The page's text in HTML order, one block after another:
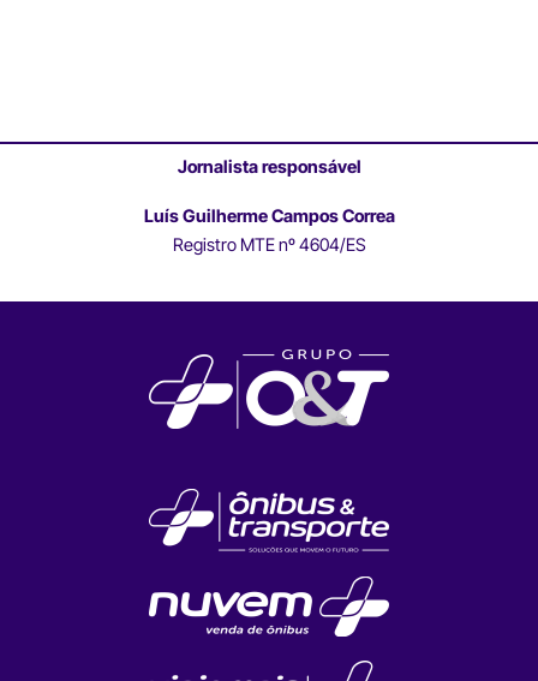
Jornalista responsável
Luís Guilherme Campos Correa
Registro MTE nº 4604/ES